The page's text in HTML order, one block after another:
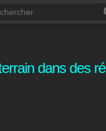
dans des